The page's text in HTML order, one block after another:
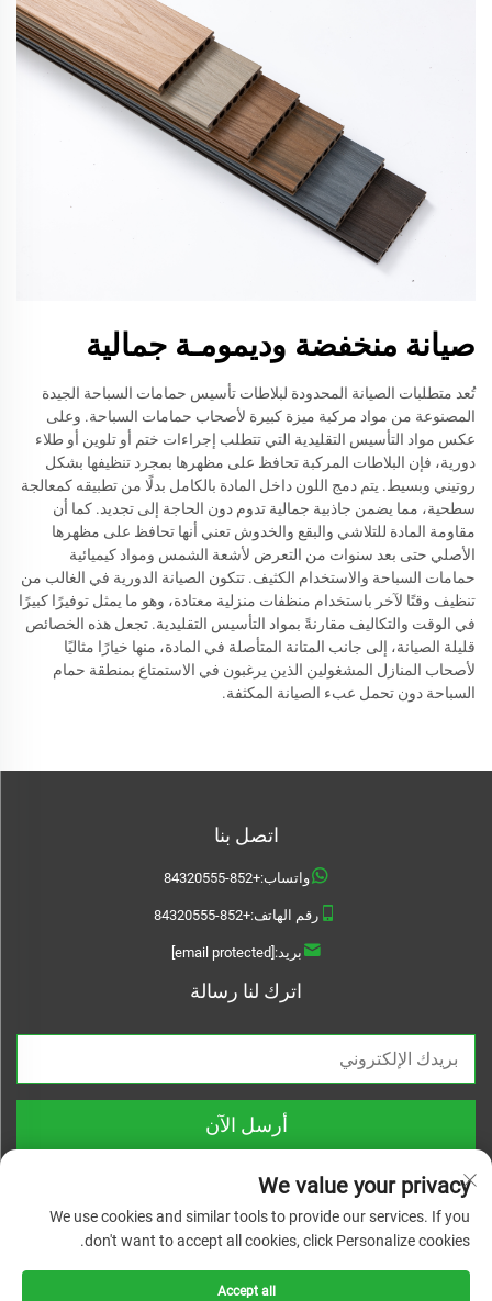
صيانة منخفضة وديمومـة جمالية
تُعد متطلبات الصيانة المحدودة لبلاطات تأسيس حمامات السباحة الجيدة
المصنوعة من مواد مركبة ميزة كبيرة لأصحاب حمامات السباحة. وعلى
عكس مواد التأسيس التقليدية التي تتطلب إجراءات ختم أو تلوين أو طلاء
دورية، فإن البلاطات المركبة تحافظ على مظهرها بمجرد تنظيفها بشكل
روتيني وبسيط. يتم دمج اللون داخل المادة بالكامل بدلًا من تطبيقه كمعالجة
سطحية، مما يضمن جاذبية جمالية تدوم دون الحاجة إلى تجديد. كما أن
مقاومة المادة للتلاشي والبقع والخدوش تعني أنها تحافظ على مظهرها
الأصلي حتى بعد سنوات من التعرض لأشعة الشمس ومواد كيميائية
حمامات السباحة والاستخدام الكثيف. تتكون الصيانة الدورية في الغالب من
تنظيف وقتًا لآخر باستخدام منظفات منزلية معتادة، وهو ما يمثل توفيرًا كبيرًا
في الوقت والتكاليف مقارنةً بمواد التأسيس التقليدية. تجعل هذه الخصائص
قليلة الصيانة، إلى جانب المتانة المتأصلة في المادة، منها خيارًا مثاليًا
لأصحاب المنازل المشغولين الذين يرغبون في الاستمتاع بمنطقة حمام
السباحة دون تحمل عبء الصيانة المكثفة.
اتصل بنا
واتساب:+852-84320555
رقم الهاتف:+852-84320555
بريد:
اترك لنا رسالة
أرسل الآن
الحقوق محفوظة |سياسة الخصوصية
We value your privacy
We use cookies and similar tools to provide our services. If you
don't want to accept all cookies, click Personalize cookies.
Accept all